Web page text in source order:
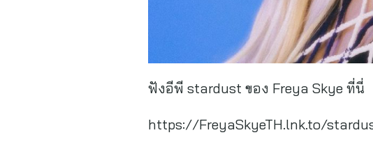
ฟังอีพี stardust ของ Freya Skye ที่นี่
https://FreyaSkyeTH.lnk.to/